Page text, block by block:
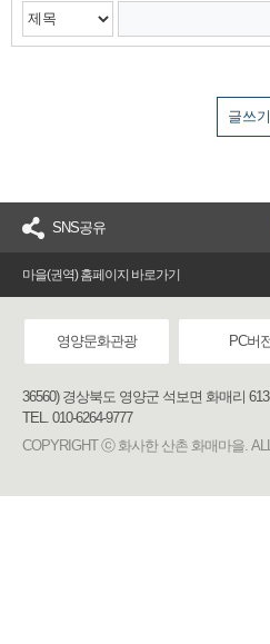
글쓰기
SNS공유
마을(권역) 홈페이지 바로가기
영양문화관광 PC버
36560) 경상북도 영양군 석보면 화매리
TEL. 010-6264-9777
COPYRIGHT ⓒ 화사한 산촌 화매마을.